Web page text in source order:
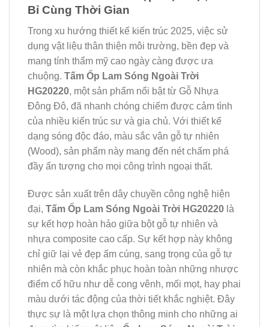
Bỉ Cùng Thời Gian
Trong xu hướng thiết kế kiến trúc 2025, việc sử
dụng vật liệu thân thiện môi trường, bền đẹp và
mang tính thẩm mỹ cao ngày càng được ưa
chuộng. Tấm Ốp Lam Sóng Ngoài Trời
HG20220, một sản phẩm nổi bật từ Gỗ Nhựa
Đông Đô, đã nhanh chóng chiếm được cảm tình
của nhiều kiến trúc sư và gia chủ. Với thiết kế
dạng sóng độc đáo, màu sắc vân gỗ tự nhiên
(Wood), sản phẩm này mang đến nét chấm phá
đầy ấn tượng cho mọi công trình ngoại thất.
Được sản xuất trên dây chuyền công nghệ hiện
đại, Tấm Ốp Lam Sóng Ngoài Trời HG20220 là
sự kết hợp hoàn hảo giữa bột gỗ tự nhiên và
nhựa composite cao cấp. Sự kết hợp này không
chỉ giữ lại vẻ đẹp ấm cúng, sang trọng của gỗ tự
nhiên mà còn khắc phục hoàn toàn những nhược
điểm cố hữu như dễ cong vênh, mối mọt, hay phai
màu dưới tác động của thời tiết khắc nghiệt. Đây
thực sự là một lựa chọn thông minh cho những ai